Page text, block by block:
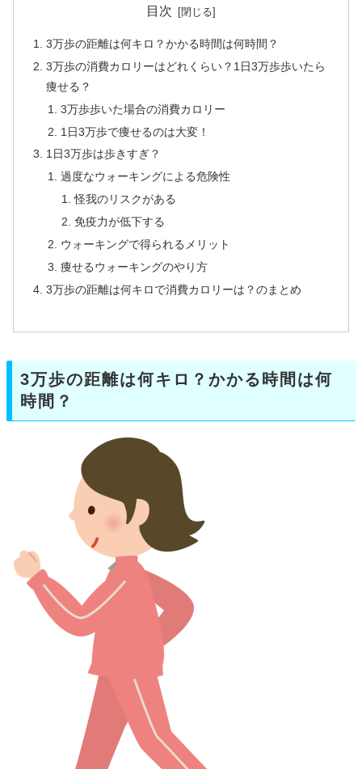
目次
3万歩の距離は何キロ？かかる時間は何時間？
3万歩の消費カロリーはどれくらい？1日3万歩歩いたら
痩せる？
3万歩歩いた場合の消費カロリー
1日3万歩で痩せるのは大変！
1日3万歩は歩きすぎ？
過度なウォーキングによる危険性
怪我のリスクがある
免疫力が低下する
ウォーキングで得られるメリット
痩せるウォーキングのやり方
3万歩の距離は何キロで消費カロリーは？のまとめ
3万歩の距離は何キロ？かかる時間は何
時間？